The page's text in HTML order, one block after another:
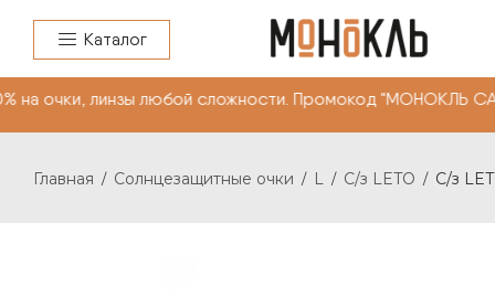
Каталог
любой сложности. Промокод
Главная / Солнцезащитные очки / L / C/з LETO / C/з